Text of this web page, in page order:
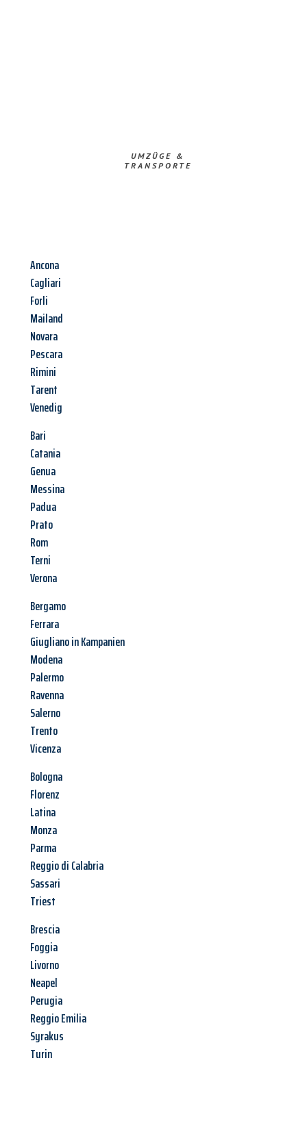
UMZÜGE &
TRANSPORTE
Ancona
Cagliari
Forli
Mailand
Novara
Pescara
Rimini
Tarent
Venedig
Bari
Catania
Genua
Messina
Padua
Prato
Rom
Terni
Verona
Bergamo
Ferrara
Giugliano in Kampanien
Modena
Palermo
Ravenna
Salerno
Trento
Vicenza
Bologna
Florenz
Latina
Monza
Parma
Reggio di Calabria
Sassari
Triest
Brescia
Foggia
Livorno
Neapel
Perugia
Reggio Emilia
Syrakus
Turin